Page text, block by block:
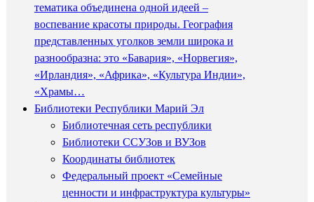
тематика объединена одной идеей –
воспевание красоты природы. География
представленных уголков земли широка и
разнообразна: это «Бавария», «Норвегия»,
«Ирландия», «Африка», «Культура Индии»,
«Храмы…
Библиотеки Республики Марий Эл
Библиотечная сеть республики
Библиотеки ССУЗов и ВУЗов
Координаты библиотек
Федеральный проект «Семейные
ценности и инфраструктура культуры»